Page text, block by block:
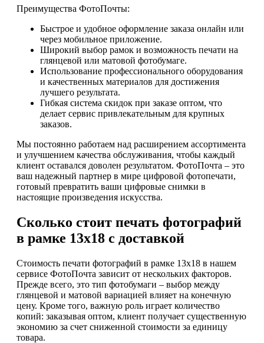
Преимущества ФотоПочты:
Быстрое и удобное оформление заказа онлайн или
через мобильное приложение.
Широкий выбор рамок и возможность печати на
глянцевой или матовой фотобумаге.
Использование профессионального оборудования
и качественных материалов для достижения
лучшего результата.
Гибкая система скидок при заказе оптом, что
делает сервис привлекательным для крупных
заказов.
Мы постоянно работаем над расширением ассортимента
и улучшением качества обслуживания, чтобы каждый
клиент оставался доволен результатом. ФотоПочта – это
ваш надежный партнер в мире цифровой фотопечати,
готовый превратить ваши цифровые снимки в
настоящие произведения искусства.
Сколько стоит печать фотографий
в рамке 13х18 с доставкой
Стоимость печати фотографий в рамке 13х18 в нашем
сервисе ФотоПочта зависит от нескольких факторов.
Прежде всего, это тип фотобумаги – выбор между
глянцевой и матовой вариацией влияет на конечную
цену. Кроме того, важную роль играет количество
копий: заказывая оптом, клиент получает существенную
экономию за счет сниженной стоимости за единицу
товара.